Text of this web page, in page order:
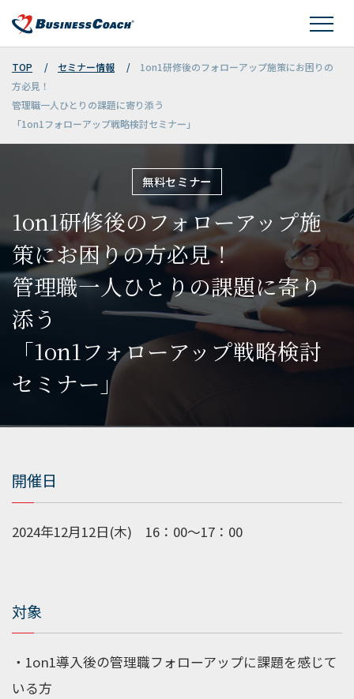
TOP セミナー情報
1on1研修後のフォローアップ施策にお困りの
方必見！
管理職一人ひとりの課題に寄り添う
「1on1フォローアップ戦略検討セミナー」
無料セミナー
1on1研修後のフォローアップ施
策にお困りの方必見！
管理職一人ひとりの課題に寄り
添う
「1on1フォローアップ戦略検討
セミナー」
開催日
2024年12月12日(木) 16 ： 00～17 ： 00
対象
・1on1導入後の管理職フォローアップに課題を感じて
いる方